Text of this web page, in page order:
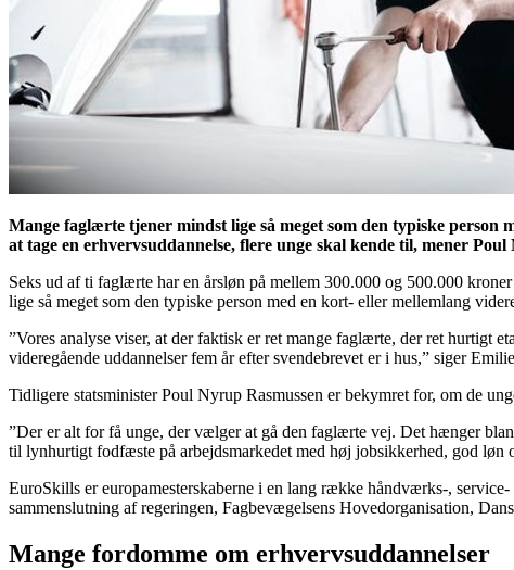
Mange faglærte tjener mindst lige så meget som den typiske person
at tage en erhvervsuddannelse, flere unge skal kende til, mener
Seks ud af ti faglærte har en årsløn på mellem 300.000 og 500.000
lige så meget som den typiske person med en kort- eller mellemlang
”Vores analyse viser, at der faktisk er ret mange faglærte, der ret hurtigt
videregående uddannelser fem år efter svendebrevet er i hus,” siger
Tidligere statsminister Poul Nyrup Rasmussen er bekymret for, om de
”Der er alt for få unge, der vælger at gå den faglærte vej. Det hænger
til lynhurtigt fodfæste på arbejdsmarkedet med høj jobsikkerhed, god løn
EuroSkills er europamesterskaberne i en lang række håndværks-,
sammenslutning af regeringen, Fagbevægelsens Hovedorganisation,
Mange fordomme om erhvervsuddannelser